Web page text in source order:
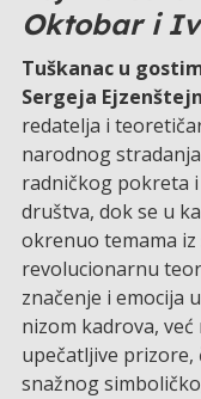
Oktobar i
Tuškanac u
Sergeja
redatelja i
narodnog
radničkog pokreta
društva, dok se u
okrenuo temama
revolucionarnu
značenje i emocija
nizom kadrova,
upečatljive prizore,
snažnog